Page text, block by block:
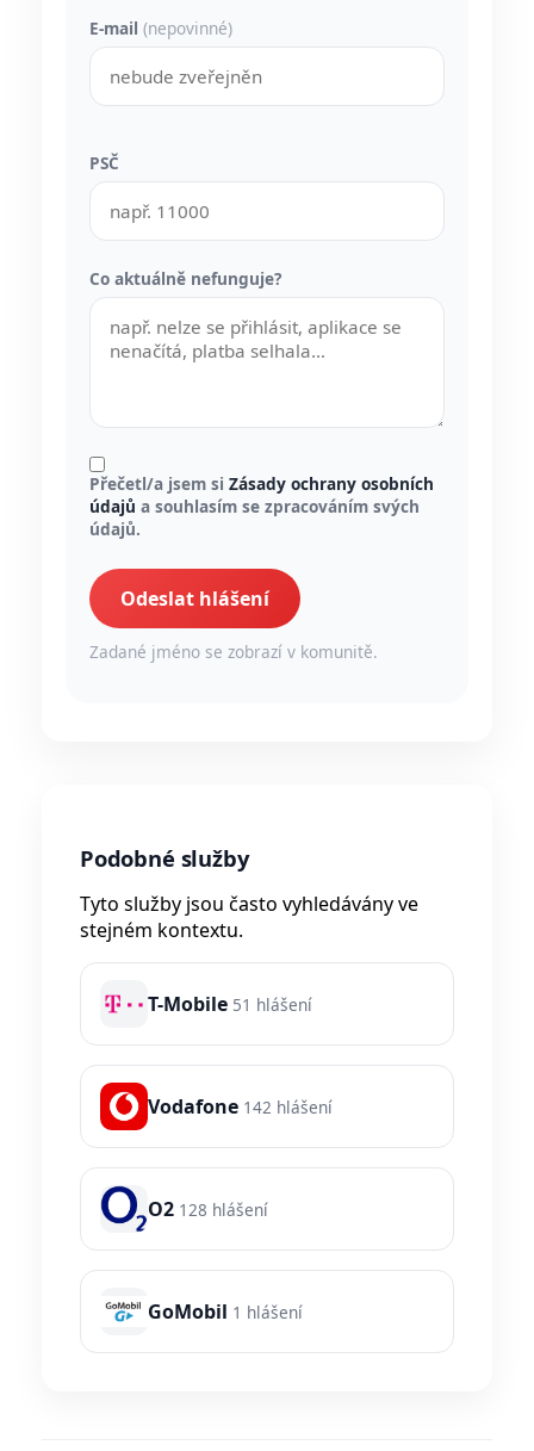
E-mail (nepovinné)
PSČ
Co aktuálně nefunguje?
Přečetl/a jsem si Zásady ochrany osobních
údajů a souhlasím se zpracováním svých
údajů.
Odeslat hlášení
Zadané jméno se zobrazí v komunitě.
Podobné služby
Tyto služby jsou často vyhledávány ve
stejném kontextu.
T-Mobile 51 hlášení
Vodafone 142 hlášení
O2 128 hlášení
GoMobil 1 hlášení